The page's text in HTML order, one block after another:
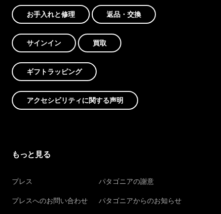
お手入れと修理 返品・交換
サインイン 買取
ギフトラッピング
アクセシビリティに関する声明
もっと見る
プレス
プレスへのお問い合わせ
パタゴニアの謝意
パタゴニアからのお知らせ